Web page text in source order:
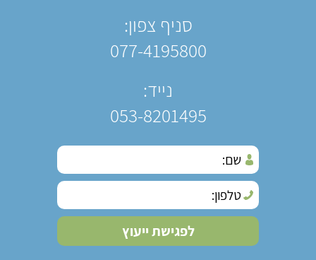
סניף צפון:
077-4195800
נייד:
053-8201495